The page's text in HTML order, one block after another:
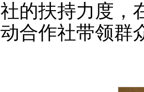
社的扶持力度，
动合作社带领群